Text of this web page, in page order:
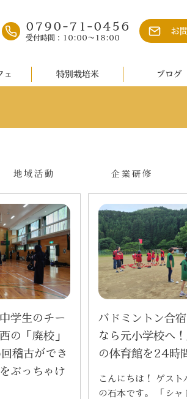
0790-71-0456
受付時間：10:00～18:00
お
特別栽培米 ブログ
地域活動 企業研修
学生のチー
の「廃校」
稽古ができ
ぶっちゃけ
バドミントン合
なら元小学校へ
の体育館を24時
こんにちは！ ゲスト
の石本です。 「シャ